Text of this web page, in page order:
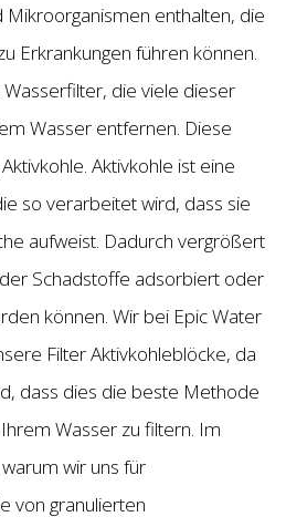
enthalten, die
Erkrankungen führen können.
die viele dieser
Wasser entfernen. Diese
Aktivkohle ist eine
so verarbeitet wird, dass sie
aufweist. Dadurch vergrößert
Schadstoffe adsorbiert oder
können. Wir bei Epic Water
Filter Aktivkohleblöcke, da
dass dies die beste Methode
Wasser zu filtern. Im
wir uns für
von granulierten